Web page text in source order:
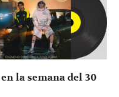
la semana del 30